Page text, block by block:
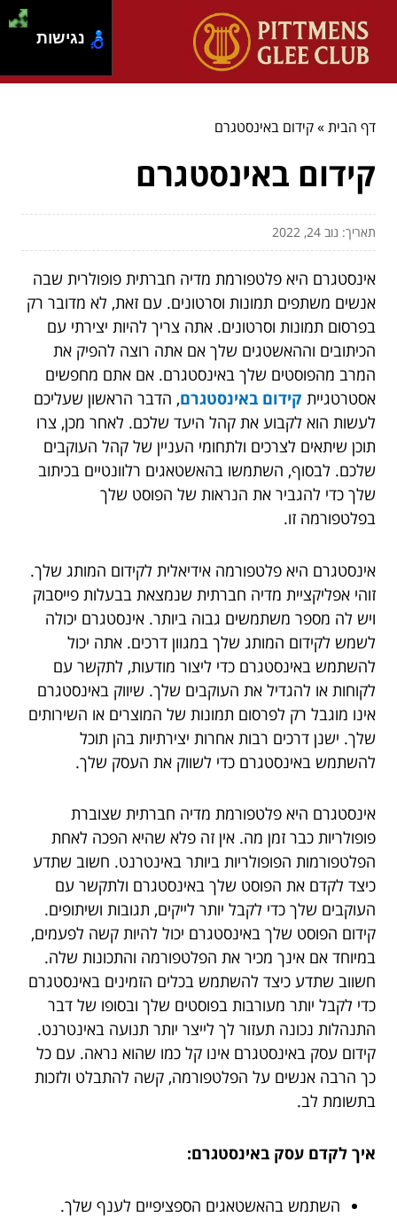
דף הבית»קידום באינסטגרם
קידום באינסטגרם
תאריך: נוב 24, 2022
אינסטגרם היא פלטפורמת מדיה חברתית פופולרית שבה
אנשים משתפים תמונות וסרטונים. עם זאת, לא מדובר רק
בפרסום תמונות וסרטונים. אתה צריך להיות יצירתי עם
הכיתובים וההאשטגים שלך אם אתה רוצה להפיק את
המרב מהפוסטים שלך באינסטגרם. אם אתם מחפשים
אסטרטגיית קידום באינסטגרם, הדבר הראשון שעליכם
לעשות הוא לקבוע את קהל היעד שלכם. לאחר מכן, צרו
תוכן שיתאים לצרכים ולתחומי העניין של קהל העוקבים
שלכם. לבסוף, השתמשו בהאשטאגים רלוונטיים בכיתוב
שלך כדי להגביר את הנראות של הפוסט שלך
בפלטפורמה זו.
אינסטגרם היא פלטפורמה אידיאלית לקידום המותג שלך.
זוהי אפליקציית מדיה חברתית שנמצאת בבעלות פייסבוק
ויש לה מספר משתמשים גבוה ביותר. אינסטגרם יכולה
לשמש לקידום המותג שלך במגוון דרכים. אתה יכול
להשתמש באינסטגרם כדי ליצור מודעות, לתקשר עם
לקוחות או להגדיל את העוקבים שלך. שיווק באינסטגרם
אינו מוגבל רק לפרסום תמונות של המוצרים או השירותים
שלך. ישנן דרכים רבות אחרות יצירתיות בהן תוכל
להשתמש באינסטגרם כדי לשווק את העסק שלך.
אינסטגרם היא פלטפורמת מדיה חברתית שצוברת
פופולריות כבר זמן מה. אין זה פלא שהיא הפכה לאחת
הפלטפורמות הפופולריות ביותר באינטרנט. חשוב שתדע
כיצד לקדם את הפוסט שלך באינסטגרם ולתקשר עם
העוקבים שלך כדי לקבל יותר לייקים, תגובות ושיתופים.
קידום הפוסט שלך באינסטגרם יכול להיות קשה לפעמים,
במיוחד אם אינך מכיר את הפלטפורמה והתכונות שלה.
חשווב שתדע כיצד להשתמש בכלים הזמינים באינסטגרם
כדי לקבל יותר מעורבות בפוסטים שלך ובסופו של דבר
התנהלות נכונה תעזור לך לייצר יותר תנועה באינטרנט.
קידום עסק באינסטגרם אינו קל כמו שהוא נראה. עם כל
כך הרבה אנשים על הפלטפורמה, קשה להתבלט ולזכות
בתשומת לב.
איך לקדם עסק באינסטגרם:
השתמש בהאשטאגים הספציפיים לענף שלך.
נגישות